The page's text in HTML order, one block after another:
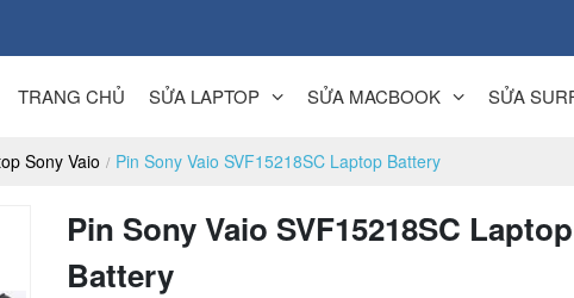
TRANG CHỦ SỬA LAPTOP SỬA MACBOOK SỬA
Sony Vaio Pin Sony Vaio SVF15218SC Laptop Battery
Pin Sony Vaio SVF15218SC Laptop
Battery